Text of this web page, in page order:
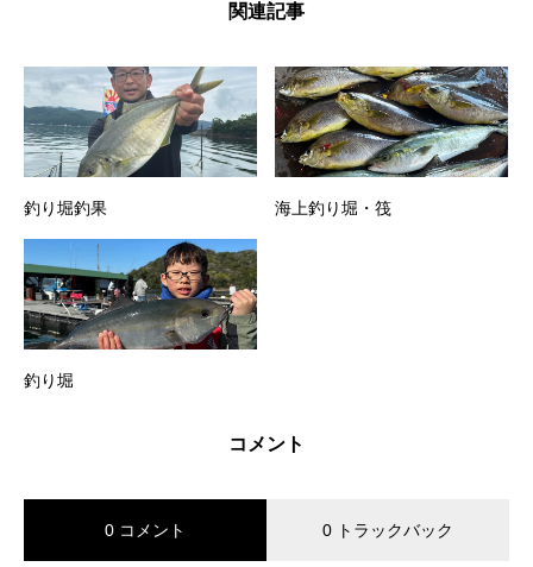
関連記事
釣り堀釣果 海上釣り堀・筏
釣り堀
コメント
0 コメント 0 トラックバック